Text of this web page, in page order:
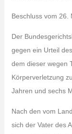
Beschluss vom 26.
Der
gegen ein Urteil
dem dieser wegen
Körperverletzung
Jahren und sechs
Nach den vom
sich der Vater des